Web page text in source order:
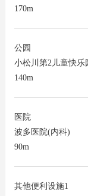
170m
公园
小松川第2儿童快乐
140m
医院
波多医院(内科)
90m
其他便利设施1